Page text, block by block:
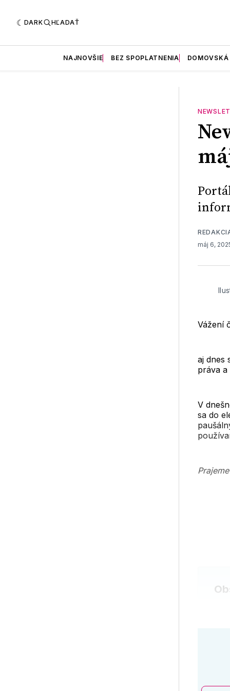
DARK HĽADAŤ
NAJNOVŠIE BEZ SPOPLATNENIA
máj 6,
Vážení
aj dnes
práva a
V
sa do